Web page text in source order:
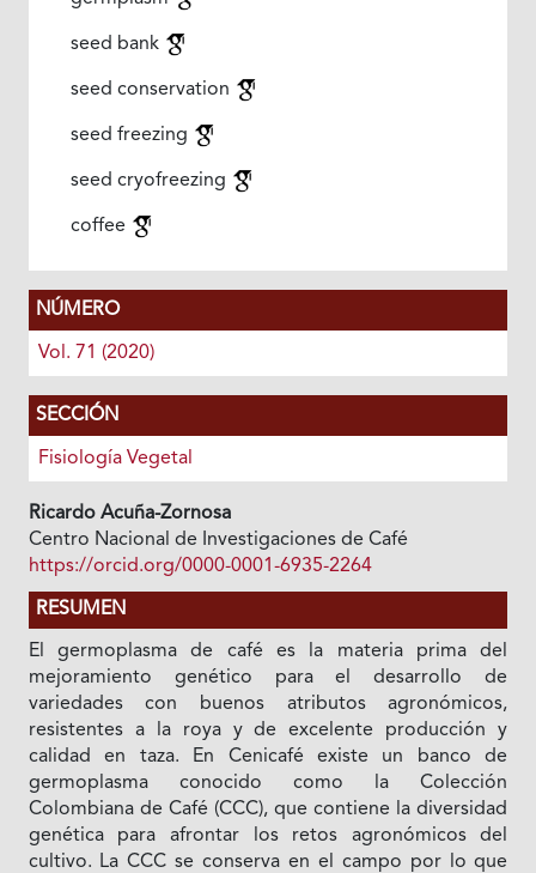
seed bank
seed conservation
seed freezing
seed cryofreezing
coffee
NÚMERO
Vol. 71 (2020)
SECCIÓN
Fisiología Vegetal
Ricardo Acuña-Zornosa
Centro Nacional de Investigaciones de Café
https://orcid.org/0000-0001-6935-2264
RESUMEN
El germoplasma de café es la materia prima del
mejoramiento genético para el desarrollo de
variedades con buenos atributos agronómicos,
resistentes a la roya y de excelente producción y
calidad en taza. En Cenicafé existe un banco de
germoplasma conocido como la Colección
Colombiana de Café (CCC), que contiene la diversidad
genética para afrontar los retos agronómicos del
cultivo. La CCC se conserva en el campo por lo que